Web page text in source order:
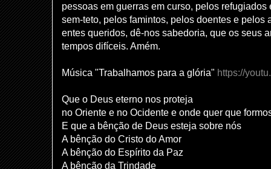
pessoas em guerras em curso, pelos refugiados
sem-teto, pelos famintos, pelos doentes e pelos
entes queridos, dê-nos sabedoria, que os seus
tempos difíceis. Amém.
Música "Trabalhamos para a glória" https://
Que o Deus eterno nos proteja
no Oriente e no Ocidente e onde quer que
E que a bênção de Deus esteja sobre nós
A bênção do Cristo do Amor
A bênção do Espírito da Paz
A bênção da Trindade